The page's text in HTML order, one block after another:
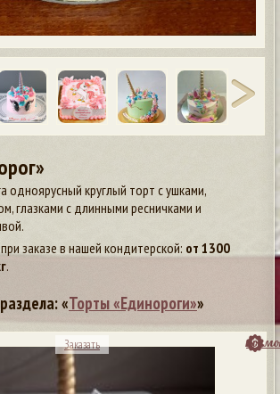
одноярусный круглый торт с ушками,
глазками с длинными ресничками и
заказе в нашей кондитерской: от 1300
.
«Торты «Единороги»»
Заказать